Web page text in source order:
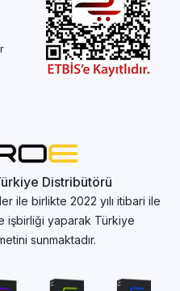
Distribütörü
ile birlikte 2022 yılı itibari ile
işbirliği yaparak Türkiye
sunmaktadır.